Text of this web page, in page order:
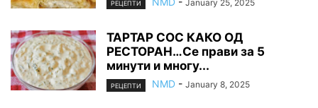
РЕЦЕПТИ January 25, 2025
ТАРТАР СОС КАКО ОД
РЕСТОРАН…Се прави за 5
минути и многу...
РЕЦЕПТИ NMD - January 8, 2025